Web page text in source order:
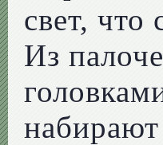
свет, что
Из